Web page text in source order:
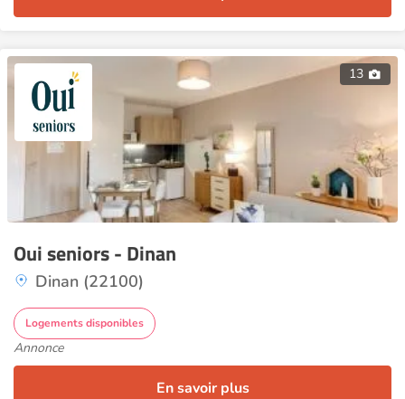
13
Oui seniors - Dinan
Dinan (22100)
Logements disponibles
Annonce
En savoir plus